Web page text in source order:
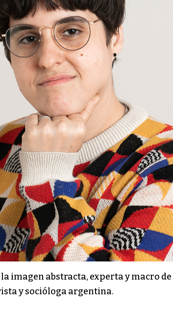
imagen abstracta, experta y macro
y socióloga argentina.